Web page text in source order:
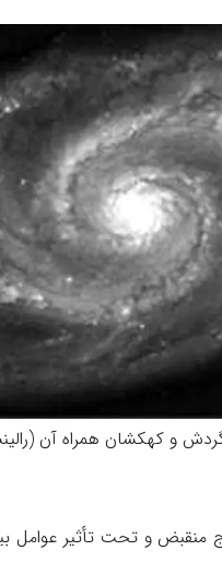
و تحت تأثیر عوامل